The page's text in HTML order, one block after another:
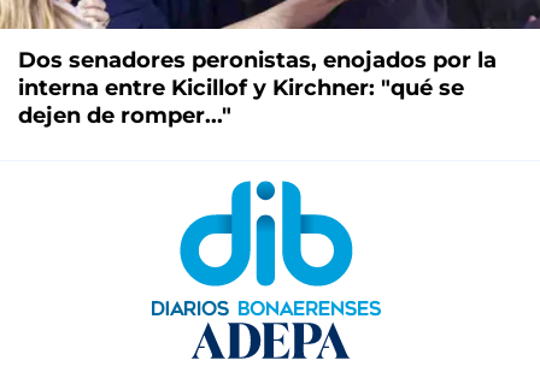
Dos senadores peronistas, enojados por la
interna entre Kicillof y Kirchner: "qué se
dejen de romper..."